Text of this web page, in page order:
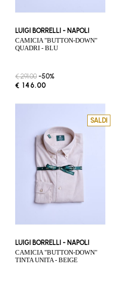
LUIGI BORRELLI - NAPOLI
CAMICIA "BUTTON-DOWN"
QUADRI - BLU
€ 291.00 -50%
€ 146.00
SALDI
LUIGI BORRELLI - NAPOLI
CAMICIA "BUTTON-DOWN"
TINTA UNITA - BEIGE